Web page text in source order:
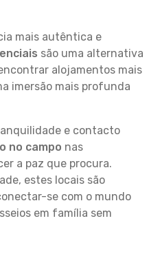
mais autêntica e
são uma alternativa
alojamentos mais
imersão mais profunda
e contacto
no campo nas
a paz que procura.
estes locais são
se com o mundo
em família sem